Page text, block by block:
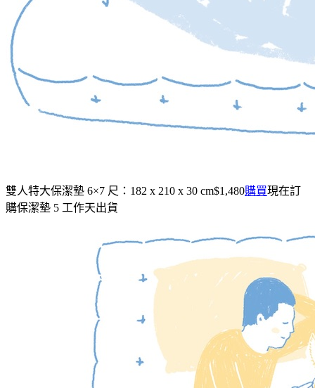
雙人特大保潔墊 6×7 尺：182 x 210 x 30 cm$1,480購買現在訂
購保潔墊 5 工作天出貨